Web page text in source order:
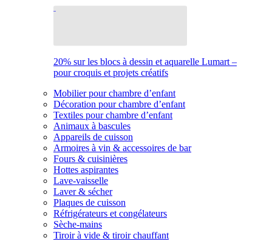
20% sur les blocs à dessin et aquarelle Lumart –
pour croquis et projets créatifs
Mobilier pour chambre d’enfant
Décoration pour chambre d’enfant
Textiles pour chambre d’enfant
Animaux à bascules
Appareils de cuisson
Armoires à vin & accessoires de bar
Fours & cuisinières
Hottes aspirantes
Lave-vaisselle
Laver & sécher
Plaques de cuisson
Réfrigérateurs et congélateurs
Sèche-mains
Tiroir à vide & tiroir chauffant